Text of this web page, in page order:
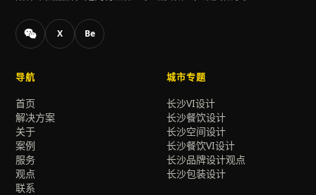
X Be
导航
首页
解决方案
关于
案例
服务
观点
联系
城市专题
长沙VI设计
长沙餐饮设计
长沙空间设计
长沙餐饮VI设计
长沙品牌设计观点
长沙包装设计